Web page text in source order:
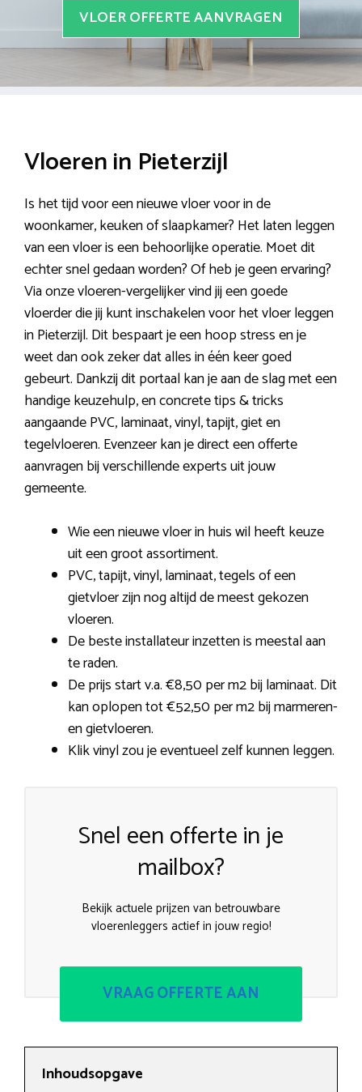
VLOER OFFERTE AANVRAGEN
Vloeren in Pieterzijl
Is het tijd voor een nieuwe vloer voor in de
woonkamer, keuken of slaapkamer? Het laten leggen
van een vloer is een behoorlijke operatie. Moet dit
echter snel gedaan worden? Of heb je geen ervaring?
Via onze vloeren-vergelijker vind jij een goede
vloerder die jij kunt inschakelen voor het vloer leggen
in Pieterzijl. Dit bespaart je een hoop stress en je
weet dan ook zeker dat alles in één keer goed
gebeurt. Dankzij dit portaal kan je aan de slag met een
handige keuzehulp, en concrete tips & tricks
aangaande PVC, laminaat, vinyl, tapijt, giet en
tegelvloeren. Evenzeer kan je direct een offerte
aanvragen bij verschillende experts uit jouw
gemeente.
Wie een nieuwe vloer in huis wil heeft keuze
uit een groot assortiment.
PVC, tapijt, vinyl, laminaat, tegels of een
gietvloer zijn nog altijd de meest gekozen
vloeren.
De beste installateur inzetten is meestal aan
te raden.
De prijs start v.a. €8,50 per m2 bij laminaat. Dit
kan oplopen tot €52,50 per m2 bij marmeren-
en gietvloeren.
Klik vinyl zou je eventueel zelf kunnen leggen.
Snel een offerte in je
mailbox?
Bekijk actuele prijzen van betrouwbare
vloerenleggers actief in jouw regio!
VRAAG OFFERTE AAN
Inhoudsopgave